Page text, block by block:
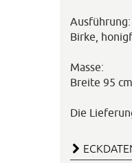
Ausführung:
Birke,
Masse:
Breite 95
Die